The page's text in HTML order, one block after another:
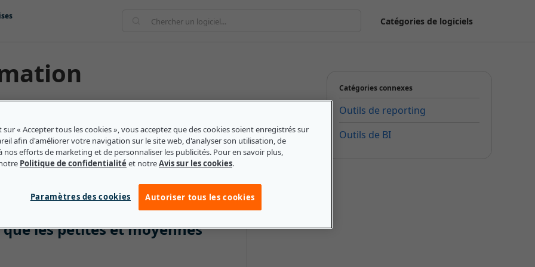
Catégories de logiciels
qui implique la planification et le partage de
essentiellement la façon dont les données
soit au sein d'une entreprise ou auprès des
une approche méthodique qui repose sur des
cible auquel l'information est diffusée.
les petites et moyennes
Catégories connexes
Outils de reporting
Outils de BI
sur « Accepter tous les cookies », vous acceptez que des cookies soient enregistrés sur
afin d'améliorer votre navigation sur le site web, d'analyser son utilisation, de
nos efforts de marketing et de personnaliser les publicités. Pour en savoir plus,
Politique de confidentialité et notreAvis sur les cookies.
Paramètres des cookies Autoriser tous les cookies